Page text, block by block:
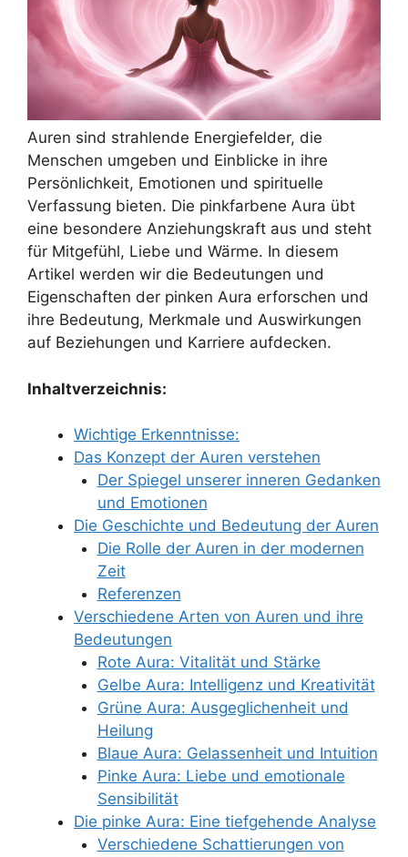
Auren sind strahlende Energiefelder, die
Menschen umgeben und Einblicke in ihre
Persönlichkeit, Emotionen und spirituelle
Verfassung bieten. Die pinkfarbene Aura übt
eine besondere Anziehungskraft aus und steht
für Mitgefühl, Liebe und Wärme. In diesem
Artikel werden wir die Bedeutungen und
Eigenschaften der pinken Aura erforschen und
ihre Bedeutung, Merkmale und Auswirkungen
auf Beziehungen und Karriere aufdecken.
Inhaltverzeichnis:
Wichtige Erkenntnisse:
Das Konzept der Auren verstehen
Der Spiegel unserer inneren Gedanken
und Emotionen
Die Geschichte und Bedeutung der Auren
Die Rolle der Auren in der modernen
Zeit
Referenzen
Verschiedene Arten von Auren und ihre
Bedeutungen
Rote Aura: Vitalität und Stärke
Gelbe Aura: Intelligenz und Kreativität
Grüne Aura: Ausgeglichenheit und
Heilung
Blaue Aura: Gelassenheit und Intuition
Pinke Aura: Liebe und emotionale
Sensibilität
Die pinke Aura: Eine tiefgehende Analyse
Verschiedene Schattierungen von